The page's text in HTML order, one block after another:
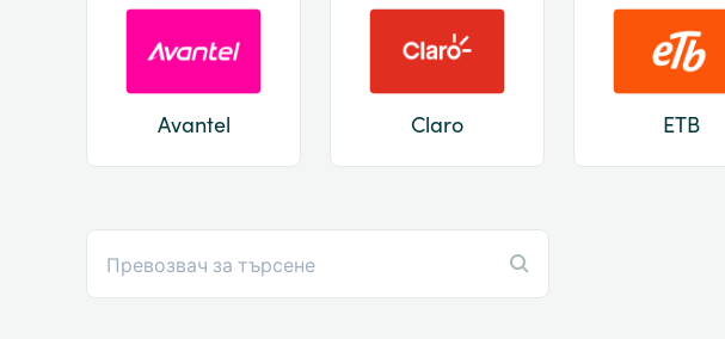
Avantel Claro ETB